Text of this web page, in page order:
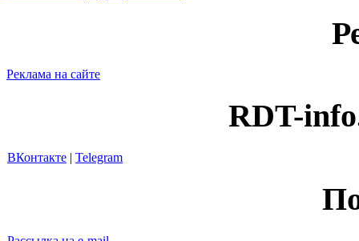
Реклама на сайте
RDT-
ВКонтакте | Telegram